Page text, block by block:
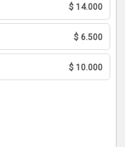
$ 14.000
$ 6.500
$ 10.000